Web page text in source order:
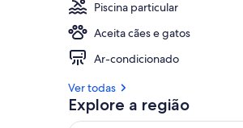
Piscina particular
Aceita cães e gatos
Ar-condicionado
Ver todas
Explore a região